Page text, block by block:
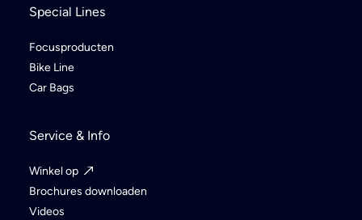
Special Lines
Focusproducten
Bike Line
Car Bags
Service & Info
Winkel op
Brochures downloaden
Videos